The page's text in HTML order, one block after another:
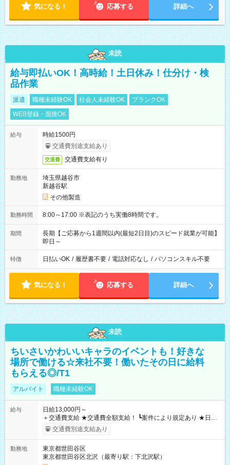
気になる！ 応募する 詳細へ
未読
給与即払いOK！高時給！土日休み！仕分け・検
品作業
派遣 職種未経験OK 社会人未経験OK
ブランクOK
WEB登録・面接OK
給与
時給1500円
交通費別途支給あり
交通費 交通費支給有り
勤務地
埼玉県越谷市
新越谷駅
その他製造
勤務時間 8:00～17:00 ※表記のうち実働8時間です。
期間
長期【ご応募から1週間以内(最短2日目)のスピード就業が可能】
即日～
特徴 日払いOK / 履歴書不要 / 電話対応なし / パソコンスキル不要
気になる！ 応募する 詳細へ
未読
ちいさいかわいいキャラのイベントも！好きな
場所で働ける☆来社不要！働いたその日に給料
もらえる◎/T1
アルバイト 職種未経験OK
給与
日給13,000円～
＋交通費支給 ★交通費全額支給！ ┗案件により規定あり ★日払
いOK！（規定あり） ┗働いたその日に現金GET♪ お仕事後はコ
ンビニATMから 日払い分を引き落とせます！ 【試用期間】試
交通費別途支給あり
勤務地
東京都世田谷区
東京都世田谷区北沢（最寄り駅：下北沢駅）